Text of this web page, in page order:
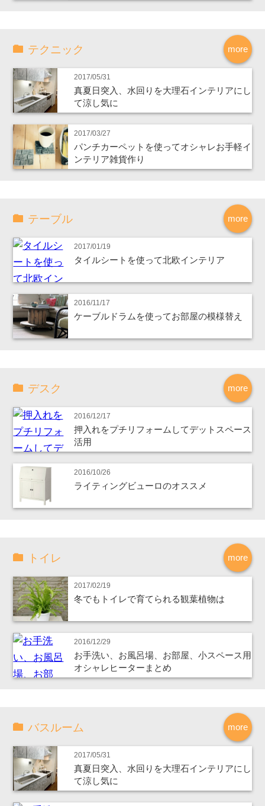
more
テクニック
2017/05/31
真夏日突入、水回りを大理石インテリアにし
て涼し気に
2017/03/27
パンチカーペットを使ってオシャレお手軽イ
ンテリア雑貨作り
more
テーブル
2017/01/19
タイルシートを使って北欧インテリア
2016/11/17
ケーブルドラムを使ってお部屋の模様替え
more
デスク
2016/12/17
押入れをプチリフォームしてデットスペース
活用
2016/10/26
ライティングビューロのオススメ
more
トイレ
2017/02/19
冬でもトイレで育てられる観葉植物は
2016/12/29
お手洗い、お風呂場、お部屋、小スペース用
オシャレヒーターまとめ
more
バスルーム
2017/05/31
真夏日突入、水回りを大理石インテリアにし
て涼し気に